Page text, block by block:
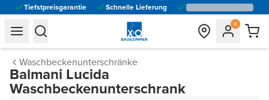
Tiefstpreisgarantie Schnelle Lieferung
general.navigation.toggle_menu.label
general.navigation.toggle_menu.label
Waschbeckenunterschränke
Balmani Lucida
Waschbeckenunterschrank